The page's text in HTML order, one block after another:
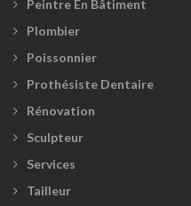
Peintre En Bâtiment
Plombier
Poissonnier
Prothésiste Dentaire
Rénovation
Sculpteur
Services
Tailleur